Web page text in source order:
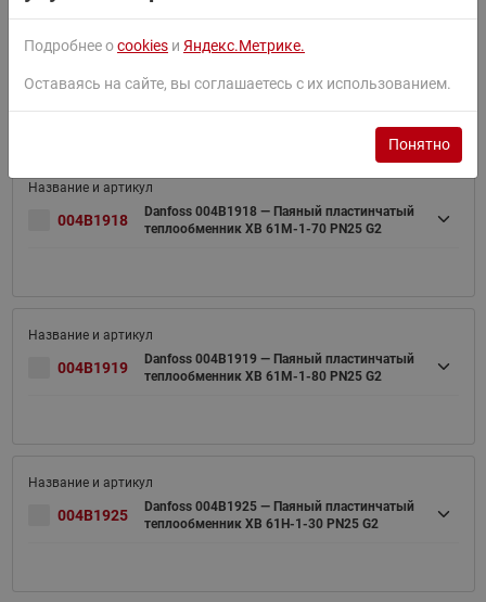
теплообменник XB 61M-1-60 PN25 G2
004B1918
Danfoss 004B1918 — Паяный пластинчатый
теплообменник XB 61M-1-70 PN25 G2
004B1919
Danfoss 004B1919 — Паяный пластинчатый
теплообменник XB 61M-1-80 PN25 G2
004B1925
Danfoss 004B1925 — Паяный пластинчатый
теплообменник XB 61H-1-30 PN25 G2
Подробнее оcookies и Яндекс.Метрике.
Оставаясь на сайте, вы соглашаетесь с их использованием.
Понятно